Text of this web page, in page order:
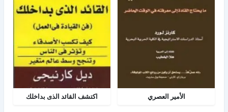
الأمير العصري اكتشف القائد الذى بداخلك